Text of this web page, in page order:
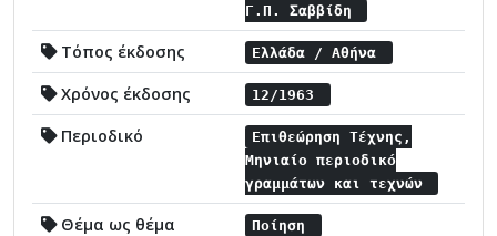
Γ.Π. Σαββίδη
Τόπος έκδοσης Ελλάδα / Αθήνα
Χρόνος έκδοσης 12/1963
Περιοδικό
Επιθεώρηση Τέχνης,
Μηνιαίο περιοδικό
γραμμάτων και τεχνών
Θέμα ως θέμα Ποίηση